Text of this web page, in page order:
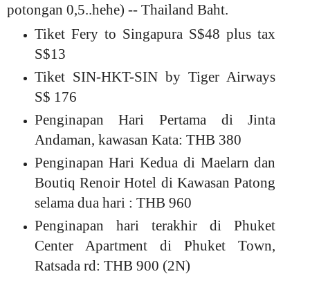
potongan 0,5..hehe) -- Thailand Baht.
Tiket Fery to Singapura S$48 plus tax
S$13
Tiket SIN-HKT-SIN by Tiger Airways
S$ 176
Penginapan Hari Pertama di Jinta
Andaman, kawasan Kata: THB 380
Penginapan Hari Kedua di Maelarn dan
Boutiq Renoir Hotel di Kawasan Patong
selama dua hari : THB 960
Penginapan hari terakhir di Phuket
Center Apartment di Phuket Town,
Ratsada rd: THB 900 (2N)